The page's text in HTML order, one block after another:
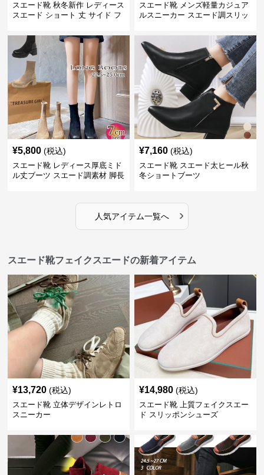
スエード靴 秋冬新作 レディース
スエード ショート 丈 サイド フ
スエード靴 メンズ軽量カジュア
ルスニーカー スエード調スリッ
¥5,800 (税込)
スエード靴 レディース厚底ミド
ル丈ブーツ スエード調素材 脚長
¥7,160 (税込)
スエード靴 スエード太ヒール秋
冬ショートブーツ
人気アイテム一覧へ ›
スエード靴フェイクスエードの新着アイテム
¥13,720 (税込)
スエード靴 立体デザインレトロ
スニーカー
¥14,980 (税込)
スエード靴 上質フェイクスエー
ド スリッポンシューズ